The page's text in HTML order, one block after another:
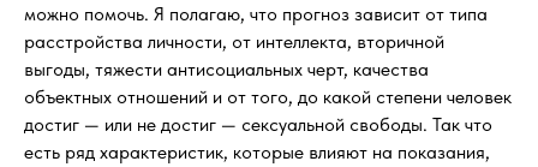
можно помочь. Я полагаю, что прогноз зависит от типа
расстройства личности, от интеллекта, вторичной
выгоды, тяжести антисоциальных черт, качества
объектных отношений и от того, до какой степени человек
достиг — или не достиг — сексуальной свободы. Так что
есть ряд характеристик, которые влияют на показания,